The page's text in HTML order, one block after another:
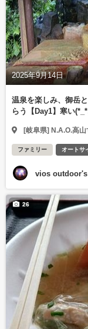
2025年9月14日
温泉を楽しみ、御岳
らう【Day1】寒い
[岐阜県] N.A.O.高
ファミリー オートサ
vios outdoor's
26